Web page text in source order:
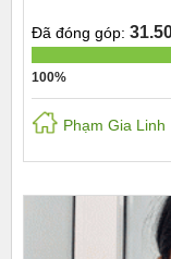
Đã đóng góp:
100%
Phạm Gia Linh